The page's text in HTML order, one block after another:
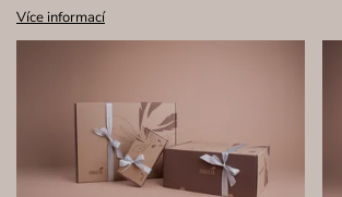
Více informací